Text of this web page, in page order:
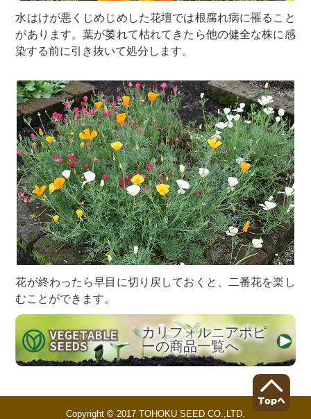
水はけが悪くじめじめした花壇では根腐れ病に罹ること
があります。葉が萎れて枯れてきたら他の健全な株に感
染する前に引き抜いて処分します。
花が終わったら早目に切り戻しておくと、二番花を楽し
むことができます。
カリフォルニアポピ
ーの商品一覧へ
Copyright © 2017 TOHOKU SEED CO.,LTD.